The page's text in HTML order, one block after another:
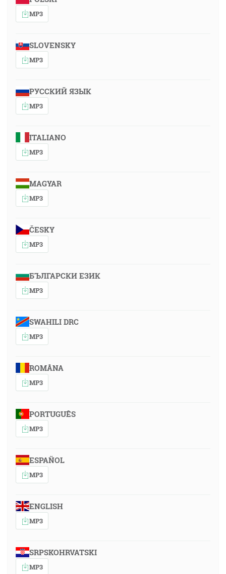
MP3
SLOVENSKY
MP3
РУССКИЙ ЯЗЫК
MP3
ITALIANO
MP3
MAGYAR
MP3
ČESKY
MP3
БЪЛГАРСКИ ЕЗИК
MP3
SWAHILI DRC
MP3
ROMÂNA
MP3
PORTUGUÊS
MP3
ESPAÑOL
MP3
ENGLISH
MP3
SRPSKOHRVATSKI
MP3